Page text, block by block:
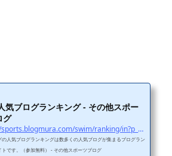
気ブログランキング - その他スポー
グ
https://sports.blogmura.com/swim/ranking/in?p_cid=11114970
の人気ブログランキングは数多くの人気ブログが集まるブログラン
トです。（参加無料） - その他スポーツブログ